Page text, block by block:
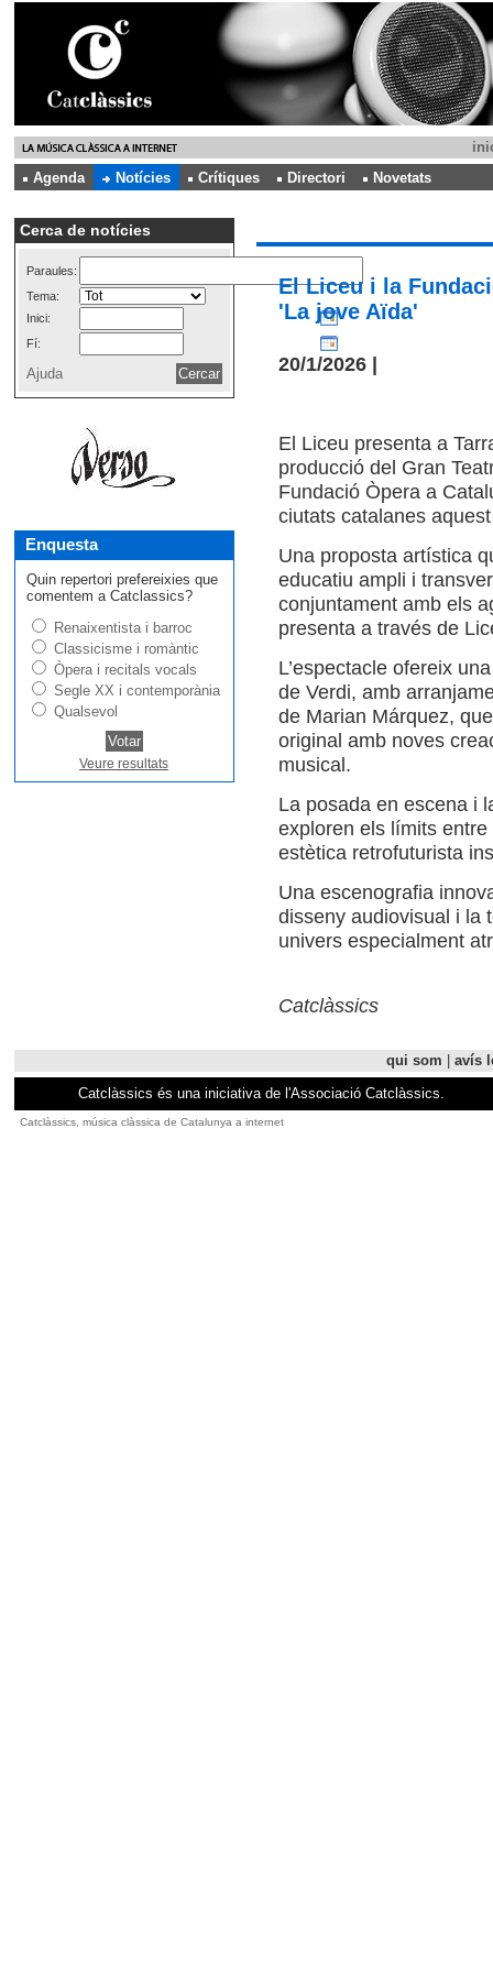
Agenda
Notícies Crítiques Directori Novetats
Cerca de notícies
Paraules:
Tema:
Inici:
Fí:
Ajuda
Enquesta
Quin repertori prefereixies que
comentem a Catclassics?
Renaixentista i barroc
Classicisme i romàntic
Òpera i recitals vocals
Segle XX i contemporània
Qualsevol
Veure resultats
El Liceu i la
'La jove Aïda'
20/1/2026 |
El Liceu presenta a
producció del Gran
Fundació Òpera a
ciutats catalanes
Una proposta artística
educatiu ampli i
conjuntament amb els
presenta a través de
L’espectacle ofereix
de Verdi, amb
de Marian Márquez,
original amb noves
musical.
La posada en escena i
exploren els límits entre
estètica retrofuturista
Una escenografia
disseny audiovisual i la
univers especialment
Catclàssics
qui som | avís
Catclàssics és una iniciativa de l'Associació Catclàssics.
Catclàssics, música clàssica de Catalunya a internet